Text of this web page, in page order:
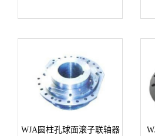
WJA圆柱孔球面滚子联轴器